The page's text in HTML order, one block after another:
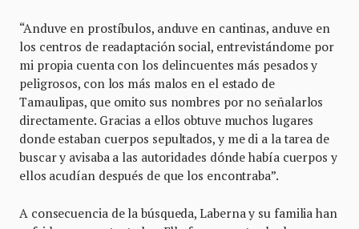
“Anduve en prostíbulos, anduve en cantinas, anduve en
los centros de readaptación social, entrevistándome por
mi propia cuenta con los delincuentes más pesados y
peligrosos, con los más malos en el estado de
Tamaulipas, que omito sus nombres por no señalarlos
directamente. Gracias a ellos obtuve muchos lugares
donde estaban cuerpos sepultados, y me di a la tarea de
buscar y avisaba a las autoridades dónde había cuerpos y
ellos acudían después de que los encontraba”.
A consecuencia de la búsqueda, Laberna y su familia han